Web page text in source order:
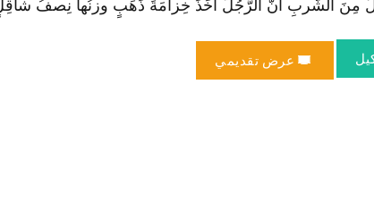
الشُّربِ أنَّ الرَّجُلَ أخَذَ خِزامَةَ ذَهَبٍ وزنُها نِصفُ شاقِلٍ
عرض تقديمي